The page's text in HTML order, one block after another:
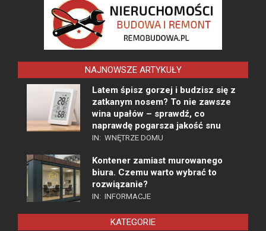
NAJNOWSZE ARTYKUŁY
Latem śpisz gorzej i budzisz się z
zatkanym nosem? To nie zawsze
wina upałów – sprawdź, co
naprawdę pogarsza jakość snu
IN: WNĘTRZE DOMU
Kontener zamiast murowanego
biura. Czemu warto wybrać to
rozwiązanie?
IN: INFORMACJE
KATEGORIE